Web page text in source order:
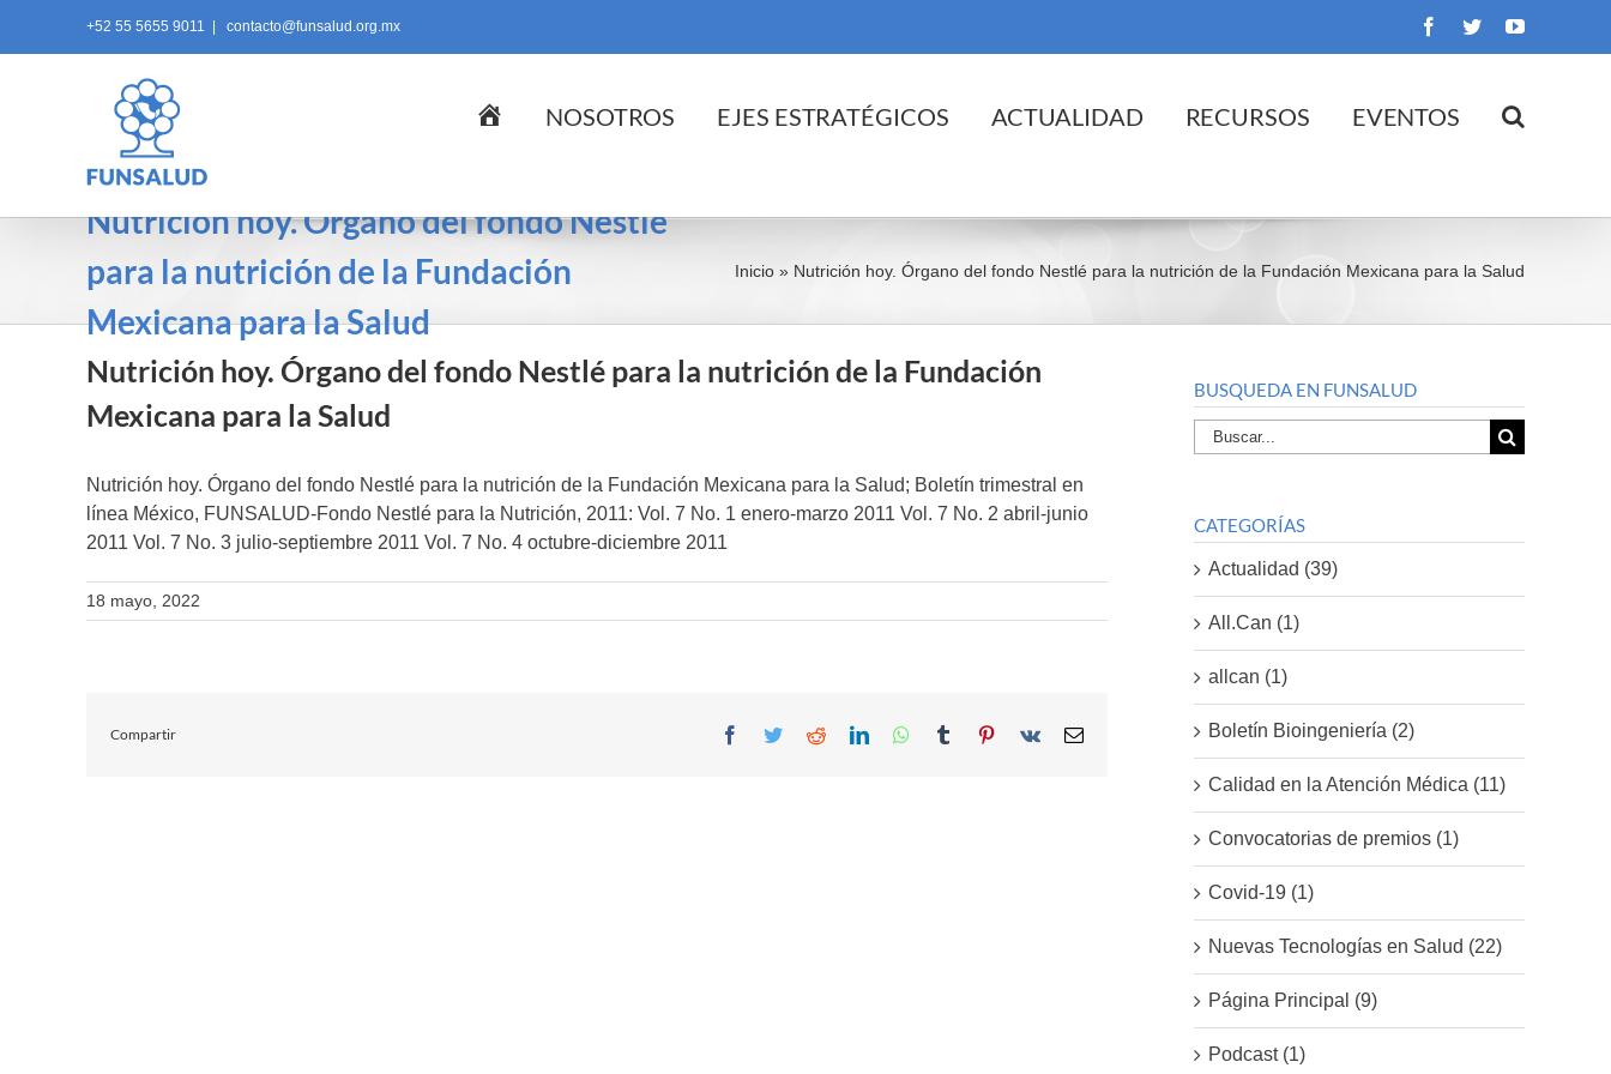
+52 55 5655 9011 contacto@funsalud.org.mx Facebook
TwitterYouTube
InicioNOSOTROS EJES ESTRATÉGICOS ACTUALIDAD RECURSOS EVENTOS
Nutrición hoy. Órgano del fondo Nestlé
para la nutrición de la Fundación
Mexicana para la Salud
Inicio » Nutrición hoy. Órgano del fondo Nestlé para la nutrición de la Fundación Mexicana para la Salud
Nutrición hoy. Órgano del fondo Nestlé para la nutrición de la Fundación
Mexicana para la Salud
Nutrición hoy. Órgano del fondo Nestlé para la nutrición de la Fundación Mexicana para la Salud; Boletín trimestral en
línea México, FUNSALUD-Fondo Nestlé para la Nutrición, 2011: Vol. 7 No. 1 enero-marzo 2011 Vol. 7 No. 2 abril-junio
2011 Vol. 7 No. 3 julio-septiembre 2011 Vol. 7 No. 4 octubre-diciembre 2011
18 mayo, 2022
Compartir Facebook
TwitterRedditLinkedInWhatsApp
Tumblr Pinterest
Vk Email
BUSQUEDA EN FUNSALUD
Buscar
por:
CATEGORÍAS
Actualidad (39)
All.Can (1)
allcan (1)
Boletín Bioingeniería (2)
Calidad en la Atención Médica (11)
Convocatorias de premios (1)
Covid-19 (1)
Nuevas Tecnologías en Salud (22)
Página Principal (9)
Podcast (1)